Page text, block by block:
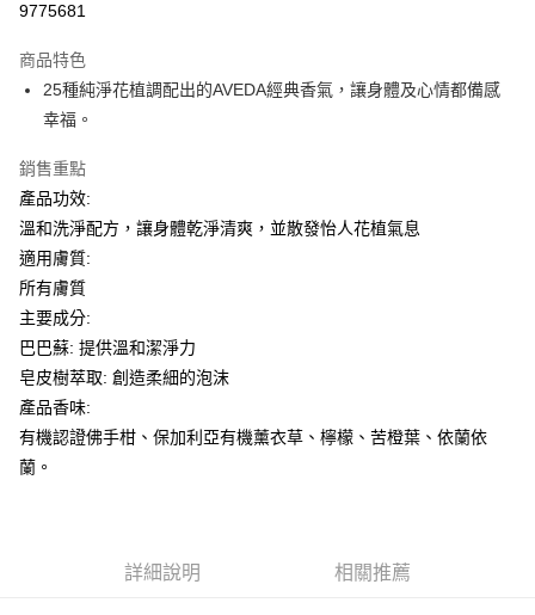
Google Pay
全盈+PAY
大哥付你分期
相關說明
1.本服務由台灣大哥大提供，台灣大哥大用戶可立即使用無須另外申請。
2.付款方式選擇「大哥付你分期」，訂單成立後會自動跳轉到大哥付的交易
流程，驗證手機門號後，選擇欲分期的期數、繳款截止日，確認付款後即完
成交易。
3.實際核准額度、可分期數及費用金額請依後續交易確認頁面所載為準。
4.訂單成立30分鐘內，如未前往確認交易或遇審核未通過，訂單將自動取
消。如遇「轉專審核」未通過狀況，表示未達大哥付你分期系統評分，恕無
法說明評估內容。
【繳款方式說明】
1.分期款項不併入電信帳單，「大哥付你分期」於每月結算日後寄送繳費提
2.透過簡訊連結打開帳單後，可選擇「超商條碼／台灣大直營門市／銀行轉
1.本服務係由「台灣大哥大股份有限公司」（以下簡稱本公司）所提供，讓
用戶於交易時，得透過本服務購買商品或服務，並由商店將買賣／分期付款
AFTEE先享後付
相關說明
【關於「AFTEE先享後付」】
AFTEE先享後付是「在收到商品之後才付款」的支付方式。 讓您購物簡單
１．簡單：不需註冊會員、不需綁卡、不需儲值。
２．便利：只要手機號碼，簡訊認證，即可結帳。
３．安心：先確認商品／服務後，再付款。
【「AFTEE先享後付」結帳流程】
１．於結帳方式選擇「AFTEE先享後付」後，將跳轉至「AFTEE先享後付」
※ 請注意：結帳手續完成當下不需立刻繳費，但若您需要取消訂單，請聯絡
ATM付款
運送方式
付款後全家取貨
每筆NT$70，滿NT$899(含以上)免運費
付款後7-11取貨
9775681
商品特色
25種純淨花植調配出的AVEDA經典香氣，讓身體及心情都備感
幸福。
銷售重點
產品功效:
溫和洗淨配方，讓身體乾淨清爽，並散發怡人花植氣息
適用膚質:
所有膚質
主要成分:
巴巴蘇: 提供溫和潔淨力
皂皮樹萃取: 創造柔細的泡沫
產品香味:
有機認證佛手柑、保加利亞有機薰衣草、檸檬、苦橙葉、依蘭依
蘭。
詳細說明 相關推薦